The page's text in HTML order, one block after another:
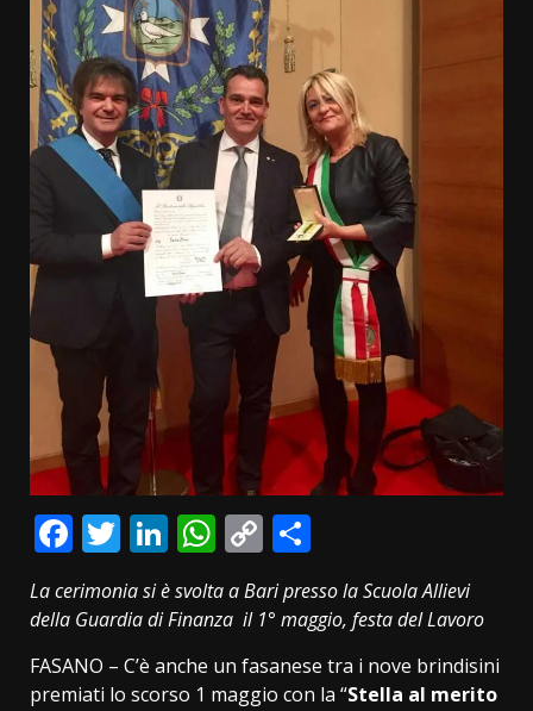
Facebook
Twitter
LinkedIn
WhatsApp
Copy
Link
La cerimonia si è svolta a Bari presso la Scuola Allievi
della Guardia di Finanza il 1° maggio, festa del Lavoro
FASANO – C’è anche un fasanese tra i nove brindisini
premiati lo scorso 1 maggio con la “Stella al merito